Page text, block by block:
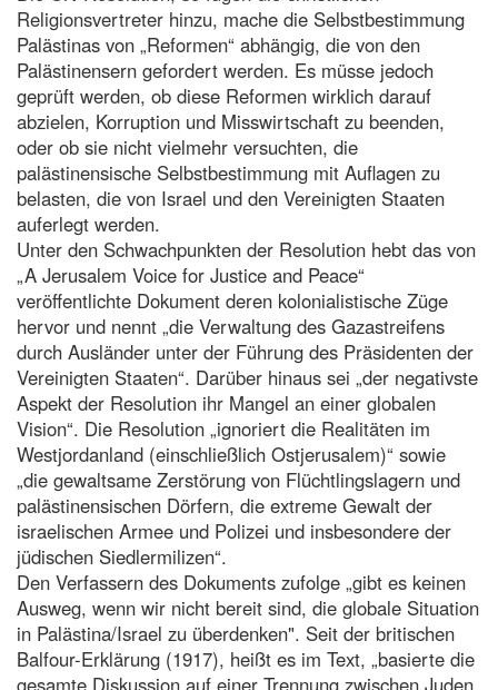
Religionsvertreter hinzu, mache die Selbstbestimmung
Palästinas von „Reformen“ abhängig, die von den
Palästinensern gefordert werden. Es müsse jedoch
geprüft werden, ob diese Reformen wirklich darauf
abzielen, Korruption und Misswirtschaft zu beenden,
oder ob sie nicht vielmehr versuchten, die
palästinensische Selbstbestimmung mit Auflagen zu
belasten, die von Israel und den Vereinigten Staaten
auferlegt werden.
Unter den Schwachpunkten der Resolution hebt das von
„A Jerusalem Voice for Justice and Peace“
veröffentlichte Dokument deren kolonialistische Züge
hervor und nennt „die Verwaltung des Gazastreifens
durch Ausländer unter der Führung des Präsidenten der
Vereinigten Staaten“. Darüber hinaus sei „der negativste
Aspekt der Resolution ihr Mangel an einer globalen
Vision“. Die Resolution „ignoriert die Realitäten im
Westjordanland (einschließlich Ostjerusalem)“ sowie
„die gewaltsame Zerstörung von Flüchtlingslagern und
palästinensischen Dörfern, die extreme Gewalt der
israelischen Armee und Polizei und insbesondere der
jüdischen Siedlermilizen“.
Den Verfassern des Dokuments zufolge „gibt es keinen
Ausweg, wenn wir nicht bereit sind, die globale Situation
in Palästina/Israel zu überdenken". Seit der britischen
Balfour-Erklärung (1917), heißt es im Text, „basierte die
gesamte Diskussion auf einer Trennung zwischen Juden